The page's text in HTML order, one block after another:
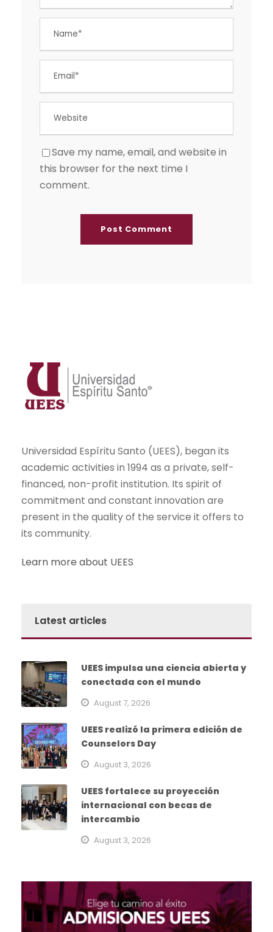
Save my name, email, and website in
this browser for the next time I
comment.
Universidad Espíritu Santo (UEES), began its
academic activities in 1994 as a private, self-
financed, non-profit institution. Its spirit of
commitment and constant innovation are
present in the quality of the service it offers to
its community.
Learn more about UEES
Latest articles
UEES impulsa una ciencia abierta y
conectada con el mundo
August 7, 2026
UEES realizó la primera edición de
Counselors Day
August 3, 2026
UEES fortalece su proyección
internacional con becas de
intercambio
August 3, 2026